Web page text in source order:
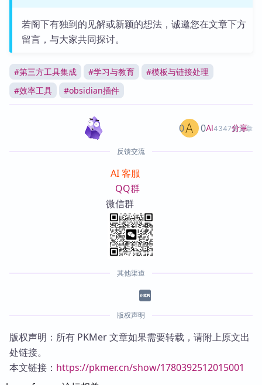
若阁下有独到的见解或新颖的想法，诚邀您在文章下方
留言，与大家共同探讨。
#第三方工具集成 #学习与教育 #模板与链接处理
#效率工具 #obsidian插件
AI4347篇文章
0 0 分享
反馈交流
AI 客服
QQ群
微信群
其他渠道
版权声明
版权声明：所有 PKMer 文章如果需要转载，请附上原文出
处链接。
本文链接： https://pkmer.cn/show/1780392512015001